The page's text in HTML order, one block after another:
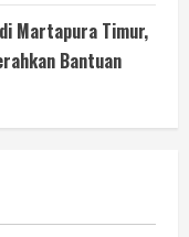
Martapura Timur,
Bantuan